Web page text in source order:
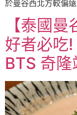
於曼谷西北方較偏
【泰國
好者必吃
BTS 奇隆